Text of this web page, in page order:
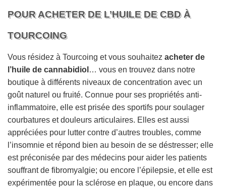
POUR ACHETER DE L’HUILE DE CBD À
TOURCOING
Vous résidez à Tourcoing et vous souhaitez acheter de
l’huile de cannabidiol … vous en trouvez dans notre
boutique à différents niveaux de concentration avec un
goût naturel ou fruité. Connue pour ses propriétés anti-
inflammatoire, elle est prisée des sportifs pour soulager
courbatures et douleurs articulaires. Elles est aussi
appréciées pour lutter contre d’autres troubles, comme
l’insomnie et répond bien au besoin de se déstresser; elle
est préconisée par des médecins pour aider les patients
souffrant de fibromyalgie; ou encore l’épilepsie, et elle est
expérimentée pour la sclérose en plaque, ou encore dans